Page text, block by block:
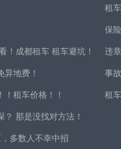
！成都租车 租车避坑！
异地费！
！租车价格！！
那是没找对方法！
多数人不幸中招
租
保
违
事
租